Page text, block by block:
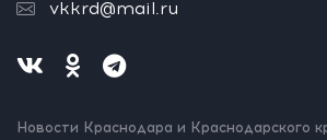
vkkrd@mail.ru
Новости Краснодара и Краснодарского